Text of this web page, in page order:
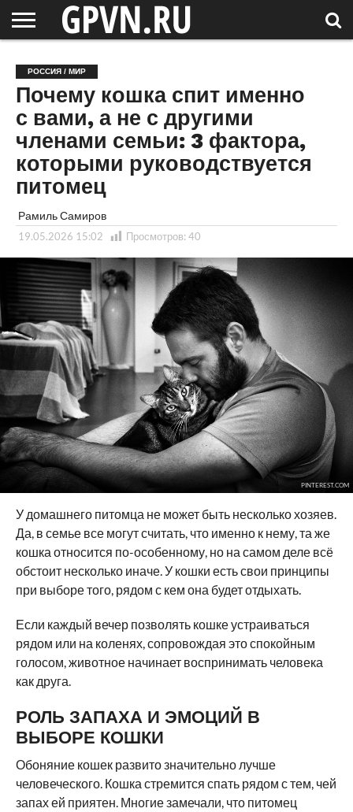
ОБЛАСТЬ
НОВОСТИ
СОСЕДЕЙ
РОССИЯ
/ МИР
СПЕЦПРОЕКТЫ
БЛОГ
СТАТЬИ
ФОТОРЕПОРТАЖИ
ИНТЕРВЬЮ
ОБЪЕКТЫ
ПОДБОРКИ
РОССИЯ / МИР
Почему кошка спит именно
с вами, а не с другими
членами семьи: 3 фактора,
которыми руководствуется
питомец
Рамиль Самиров
19.05.2026 15:02 Просмотров: 40
PINTEREST.COM
У домашнего питомца не может быть несколько хозяев.
Да, в семье все могут считать, что именно к нему, та же
кошка относится по-особенному, но на самом деле всё
обстоит несколько иначе. У кошки есть свои принципы
при выборе того, рядом с кем она будет отдыхать.
Если каждый вечер позволять кошке устраиваться
рядом или на коленях, сопровождая это спокойным
голосом, животное начинает воспринимать человека
как друга.
РОЛЬ ЗАПАХА И ЭМОЦИЙ В
ВЫБОРЕ КОШКИ
Обоняние кошек развито значительно лучше
человеческого. Кошка стремится спать рядом с тем, чей
запах ей приятен. Многие замечали, что питомец